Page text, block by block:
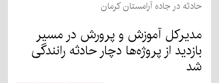
حادثه در جاده آرامستان کرمان
مدیرکل آموزش و پرورش در مسیر
بازدید از پروژه‌ها دچار حادثه رانندگی
شد